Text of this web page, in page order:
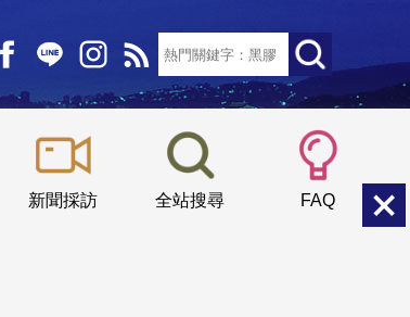
新聞採訪 全站搜尋 FAQ
小 中